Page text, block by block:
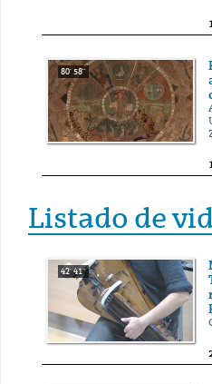
80' 58''
Listado de
42' 41''